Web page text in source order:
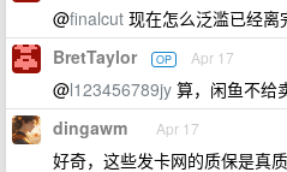
@finalcut 现在怎么泛滥已经离
BretTaylor OP Apr 17
@l123456789jy 算，闲鱼不给
dingawm Apr 17
好奇，这些发卡网的质保是真